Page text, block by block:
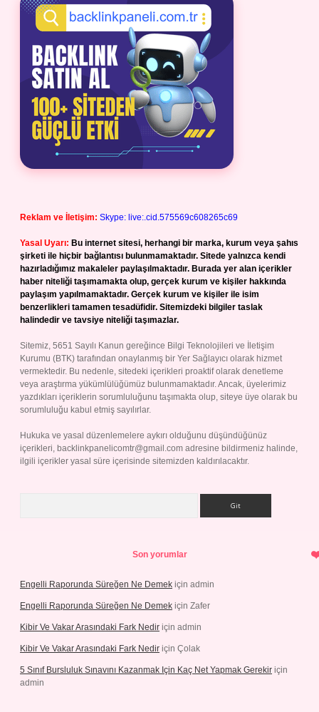
Reklam ve İletişim: Skype: live:.cid.575569c608265c69
Yasal Uyarı: Bu internet sitesi, herhangi bir marka, kurum veya şahıs
şirketi ile hiçbir bağlantısı bulunmamaktadır. Sitede yalnızca kendi
hazırladığımız makaleler paylaşılmaktadır. Burada yer alan içerikler
haber niteliği taşımamakta olup, gerçek kurum ve kişiler hakkında
paylaşım yapılmamaktadır. Gerçek kurum ve kişiler ile isim
benzerlikleri tamamen tesadüfidir. Sitemizdeki bilgiler taslak
halindedir ve tavsiye niteliği taşımazlar.
Sitemiz, 5651 Sayılı Kanun gereğince Bilgi Teknolojileri ve İletişim
Kurumu (BTK) tarafından onaylanmış bir Yer Sağlayıcı olarak hizmet
vermektedir. Bu nedenle, sitedeki içerikleri proaktif olarak denetleme
veya araştırma yükümlülüğümüz bulunmamaktadır. Ancak, üyelerimiz
yazdıkları içeriklerin sorumluluğunu taşımakta olup, siteye üye olarak bu
sorumluluğu kabul etmiş sayılırlar.
Hukuka ve yasal düzenlemelere aykırı olduğunu düşündüğünüz
içerikleri, backlinkpanelicomtr@gmail.com adresine bildirmeniz halinde,
ilgili içerikler yasal süre içerisinde sitemizden kaldırılacaktır.
Son yorumlar
Engelli Raporunda Süreğen Ne Demek için admin
Engelli Raporunda Süreğen Ne Demek için Zafer
Kibir Ve Vakar Arasındaki Fark Nedir için admin
Kibir Ve Vakar Arasındaki Fark Nedir için Çolak
5 Sınıf Bursluluk Sınavını Kazanmak Için Kaç Net Yapmak Gerekir için
admin